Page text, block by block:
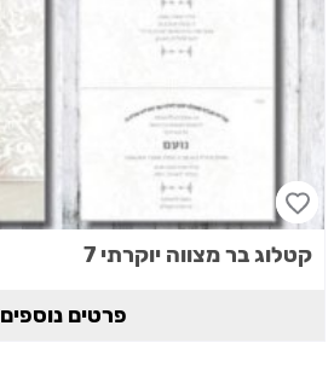
קטלוג בר מצווה יוקרתי 7
פרטים נוספים